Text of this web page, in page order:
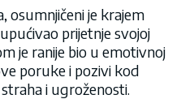
osumnjičeni je krajem
prijetnje svojoj
je ranije bio u emotivnoj
poruke i pozivi kod
i ugroženosti.